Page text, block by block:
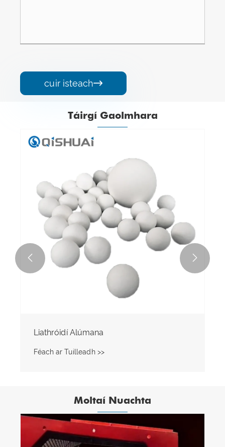
cuir isteach
Táirgí Gaolmhara
Liathróidí Alúmana
Féach ar Tuilleadh >>
 
Moltaí Nuachta